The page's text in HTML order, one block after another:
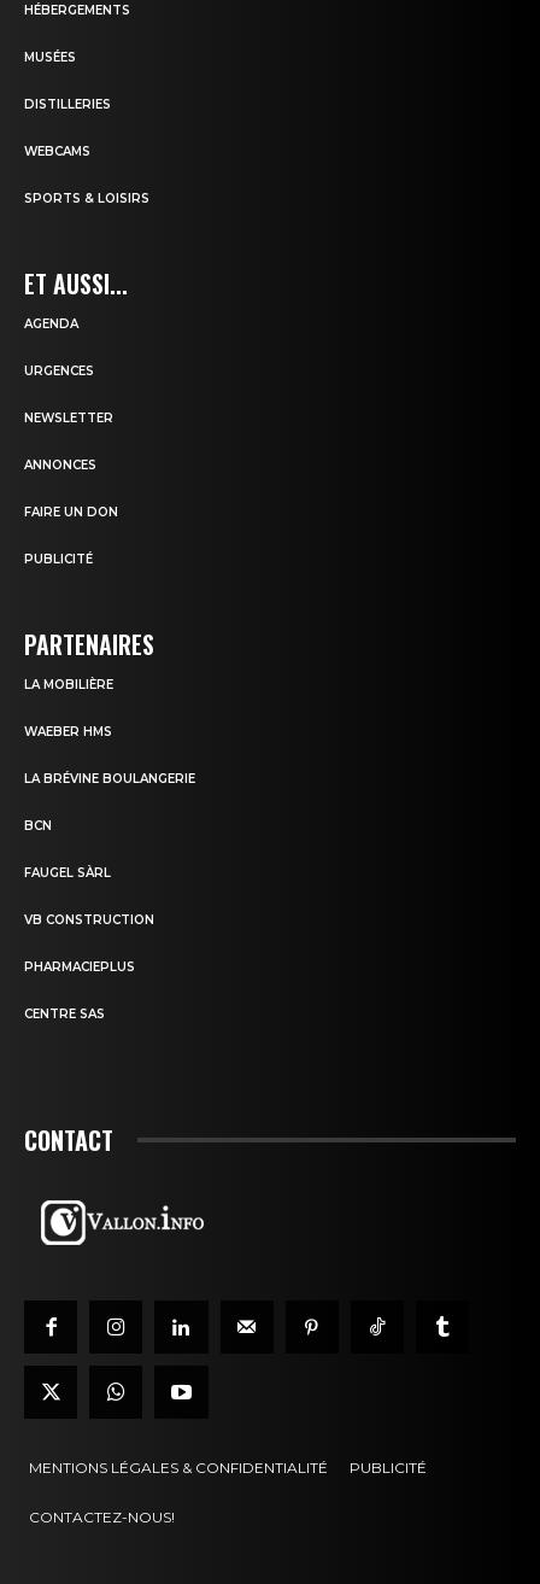
HÉBERGEMENTS
MUSÉES
DISTILLERIES
WEBCAMS
SPORTS & LOISIRS
ET AUSSI...
AGENDA
URGENCES
NEWSLETTER
ANNONCES
FAIRE UN DON
PUBLICITÉ
PARTENAIRES
LA MOBILIÈRE
WAEBER HMS
LA BRÉVINE BOULANGERIE
BCN
FAUGEL SÀRL
VB CONSTRUCTION
PHARMACIEPLUS
CENTRE SAS
CONTACT
MENTIONS LÉGALES & CONFIDENTIALITÉ PUBLICITÉ
CONTACTEZ-NOUS!